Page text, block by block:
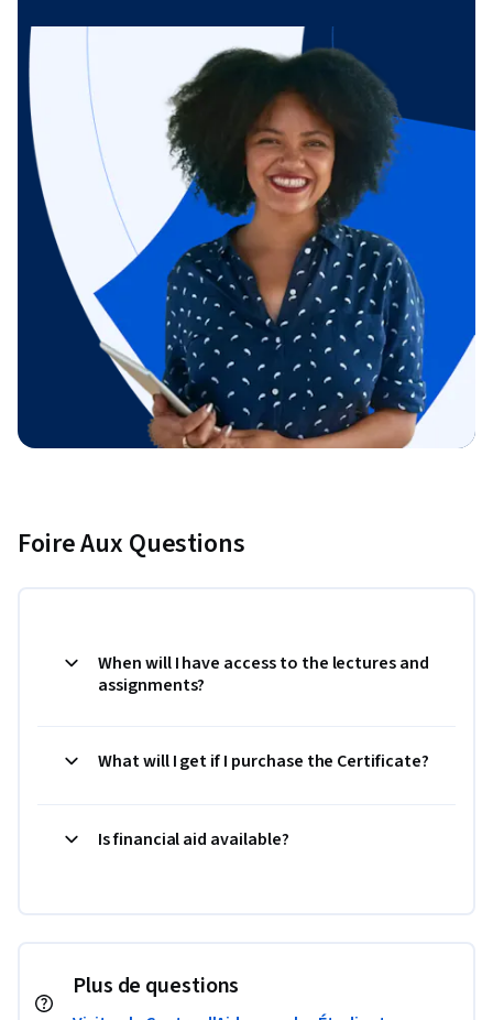
Foire Aux Questions
When will I have access to the lectures and
assignments?
What will I get if I purchase the Certificate?
Is financial aid available?
Plus de questions